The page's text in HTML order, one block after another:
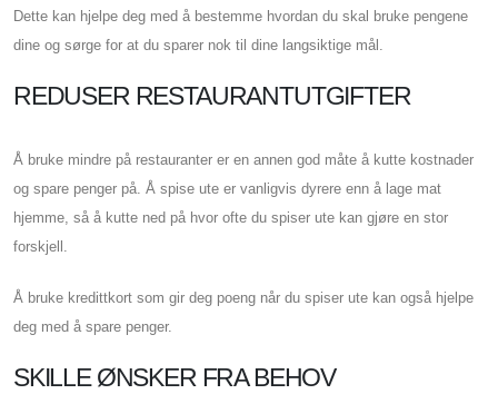
Dette kan hjelpe deg med å bestemme hvordan du skal bruke pengene
dine og sørge for at du sparer nok til dine langsiktige mål.
REDUSER RESTAURANTUTGIFTER
Å bruke mindre på restauranter er en annen god måte å kutte kostnader
og spare penger på. Å spise ute er vanligvis dyrere enn å lage mat
hjemme, så å kutte ned på hvor ofte du spiser ute kan gjøre en stor
forskjell.
Å bruke kredittkort som gir deg poeng når du spiser ute kan også hjelpe
deg med å spare penger.
SKILLE ØNSKER FRA BEHOV